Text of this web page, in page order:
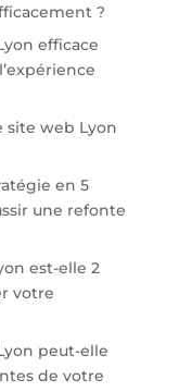
?
efficace
site web Lyon
en 5
une refonte
est-elle 2
votre
peut-elle
de votre